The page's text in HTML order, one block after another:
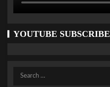
YOUTUBE SUBSCRIBE